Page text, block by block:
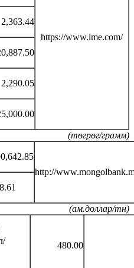
https://www.lme.com/
2,363.44
2,290.05
(төгрөг/грамм)
http://
(ам.доллар/тн)
480.00